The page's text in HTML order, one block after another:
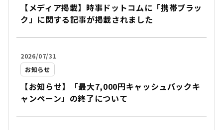
【メディア掲載】時事ドットコムに「携帯ブラッ
ク」に関する記事が掲載されました
2026/07/31
お知らせ
【お知らせ】「最大7,000円キャッシュバックキ
ャンペーン」の終了について